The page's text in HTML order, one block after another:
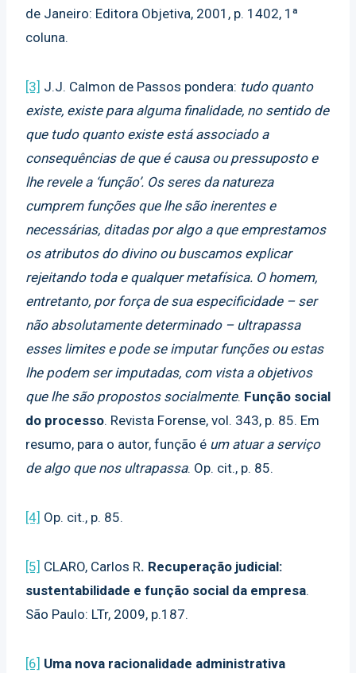
de Janeiro: Editora Objetiva, 2001, p. 1402, 1ª
coluna.
[3] J.J. Calmon de Passos pondera: tudo quanto
existe, existe para alguma finalidade, no sentido de
que tudo quanto existe está associado a
consequências de que é causa ou pressuposto e
lhe revele a ‘função’. Os seres da natureza
cumprem funções que lhe são inerentes e
necessárias, ditadas por algo a que emprestamos
os atributos do divino ou buscamos explicar
rejeitando toda e qualquer metafísica. O homem,
entretanto, por força de sua especificidade – ser
não absolutamente determinado – ultrapassa
esses limites e pode se imputar funções ou estas
lhe podem ser imputadas, com vista a objetivos
que lhe são propostos socialmente. Função social
do processo. Revista Forense, vol. 343, p. 85. Em
resumo, para o autor, função é um atuar a serviço
de algo que nos ultrapassa. Op. cit., p. 85.
[4] Op. cit., p. 85.
[5] CLARO, Carlos R. Recuperação judicial:
sustentabilidade e função social da empresa.
São Paulo: LTr, 2009, p.187.
[6] Uma nova racionalidade administrativa